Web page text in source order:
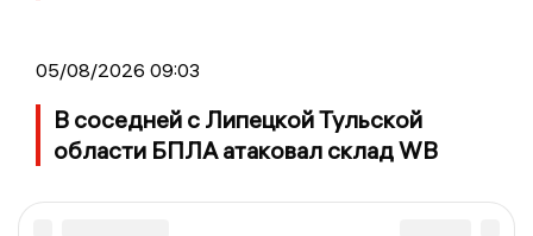
05/08/2026 09:03
В соседней с Липецкой Тульской
области БПЛА атаковал склад WB